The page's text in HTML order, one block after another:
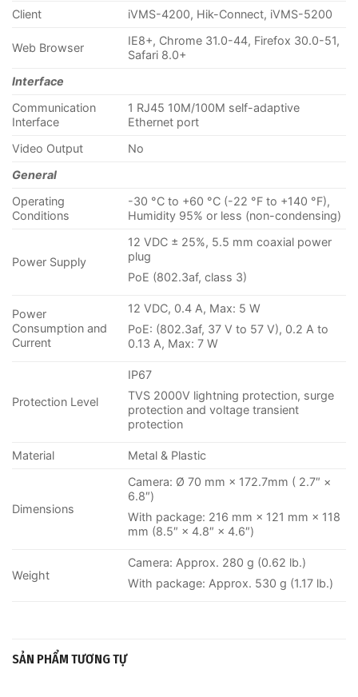
Client iVMS-4200, Hik-Connect, iVMS-5200
Web Browser
IE8+, Chrome 31.0-44, Firefox 30.0-51,
Safari 8.0+
Interface
Communication
Interface
1 RJ45 10M/100M self-adaptive
Ethernet port
Video Output
No
General
Operating
Conditions
-30 °C to +60 °C (-22 °F to +140 °F),
Humidity 95% or less (non-condensing)
Power Supply
12 VDC ± 25%, 5.5 mm coaxial power
plug
PoE (802.3af, class 3)
Power
Consumption and
Current
12 VDC, 0.4 A, Max: 5 W
PoE: (802.3af, 37 V to 57 V), 0.2 A to
0.13 A, Max: 7 W
Protection Level
IP67
TVS 2000V lightning protection, surge
protection and voltage transient
protection
Material Metal & Plastic
Dimensions
Camera: Ø 70 mm × 172.7mm ( 2.7″ ×
6.8″)
With package: 216 mm × 121 mm × 118
mm (8.5″ × 4.8″ × 4.6″)
Weight
Camera: Approx. 280 g (0.62 lb.)
With package: Approx. 530 g (1.17 lb.)
SẢN PHẨM TƯƠNG TỰ